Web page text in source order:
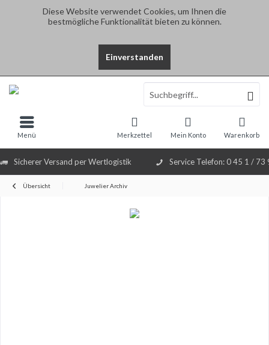
Diese Website verwendet Cookies, um Ihnen die
bestmögliche Funktionalität bieten zu können.
Einverstanden
Sicherer Versand per Wertlogistik Service Telefon: 0 45 1 / 73
Warenkorb
Merkzettel Mein Konto
Menü
Übersicht Juwelier Archiv